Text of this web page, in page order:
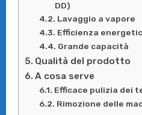
DD)
Lavaggio a vapore
Efficienza
Grande capacità
Qualità del prodotto
A cosa serve
Efficace pulizia dei
Rimozione delle